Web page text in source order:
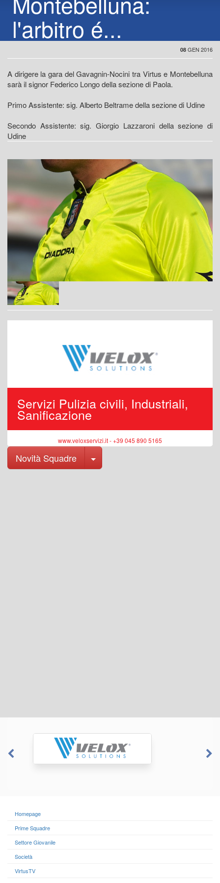
l'arbitro é...
08 GEN 2016
A dirigere la gara del Gavagnin-Nocini tra Virtus e Montebelluna
sarà il signor Federico Longo della sezione di Paola.
Primo Assistente: sig. Alberto Beltrame della sezione di Udine
Secondo Assistente: sig. Giorgio Lazzaroni della sezione di
Udine
Servizi Pulizia civili, Industriali,
Sanificazione
www.veloxservizi.it - +39 045 890 5165
Novità Squadre Toggle Dropdown
Homepage
Prime Squadre
Settore Giovanile
Società
VirtusTV